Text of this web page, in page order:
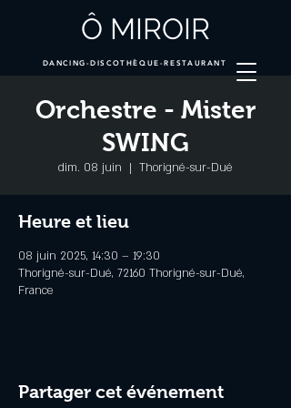
Ô MIROIR
DANCING-DISCOTHÈQUE-RESTAURANT
Orchestre - Mister
SWING
dim. 08 juin
  |
Thorigné-sur-Dué
Heure et lieu
08 juin 2025, 14:30 – 19:30
Thorigné-sur-Dué, 72160 Thorigné-sur-Dué,
France
Partager cet événement